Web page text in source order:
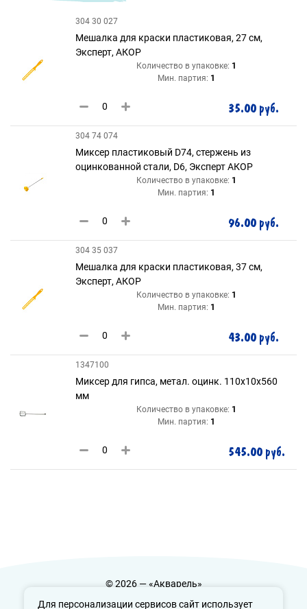
Для персонализации сервисов сайт использует
304 30 027
Мешалка для краски пластиковая, 27 см,
Эксперт, АКОР
Количество в упаковке: 1
Мин. партия: 1
35.00 руб.
304 74 074
Миксер пластиковый D74, стержень из
оцинкованной стали, D6, Эксперт АКОР
Количество в упаковке: 1
Мин. партия: 1
96.00 руб.
304 35 037
Мешалка для краски пластиковая, 37 см,
Эксперт, АКОР
Количество в упаковке: 1
Мин. партия: 1
43.00 руб.
1347100
Миксер для гипса, метал. оцинк. 110х10х560
мм
Количество в упаковке: 1
Мин. партия: 1
545.00 руб.
© 2026 — «Акварель»
Политика конфиденциальности